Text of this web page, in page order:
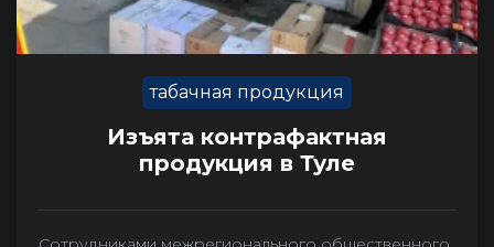
табачная продукция
Изъята контрафактная
продукция в Туле